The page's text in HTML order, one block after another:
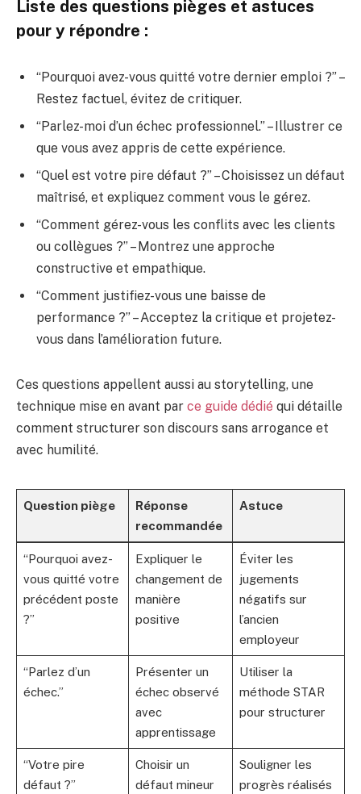
Liste des questions pièges et astuces
pour y répondre :
“Pourquoi avez-vous quitté votre dernier emploi ?” –
Restez factuel, évitez de critiquer.
“Parlez-moi d’un échec professionnel.” – Illustrer ce
que vous avez appris de cette expérience.
“Quel est votre pire défaut ?” – Choisissez un défaut
maîtrisé, et expliquez comment vous le gérez.
“Comment gérez-vous les conflits avec les clients
ou collègues ?” – Montrez une approche
constructive et empathique.
“Comment justifiez-vous une baisse de
performance ?” – Acceptez la critique et projetez-
vous dans l’amélioration future.
Ces questions appellent aussi au storytelling, une
technique mise en avant par ce guide dédié qui détaille
comment structurer son discours sans arrogance et
avec humilité.
Question piège
Réponse
recommandée
Astuce
“Pourquoi avez-
vous quitté votre
précédent poste
?”
Expliquer le
changement de
manière
positive
Éviter les
jugements
négatifs sur
l’ancien
employeur
“Parlez d’un
échec.”
Présenter un
échec observé
avec
apprentissage
Utiliser la
méthode STAR
pour structurer
“Votre pire
défaut ?”
Choisir un
défaut mineur
Souligner les
progrès réalisés